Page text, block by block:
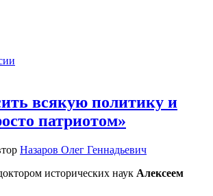
всякую политику и
патриотом»
Назаров Олег Геннадьевич
исторических наук Алексеем